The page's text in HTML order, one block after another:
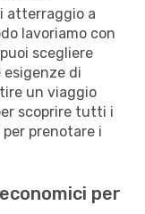
atterraggio a
lavoriamo con
scegliere
di
un viaggio
scoprire tutti i
prenotare i
per